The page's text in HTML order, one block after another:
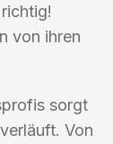
von ihren
sorgt
Von